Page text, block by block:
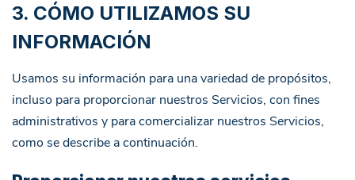
3. CÓMO UTILIZAMOS SU
INFORMACIÓN
Usamos su información para una variedad de propósitos,
incluso para proporcionar nuestros Servicios, con fines
administrativos y para comercializar nuestros Servicios,
como se describe a continuación.